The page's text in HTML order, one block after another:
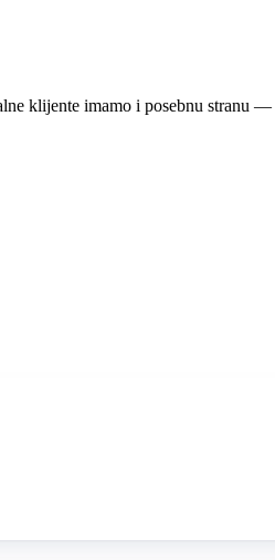
klijente imamo i posebnu stranu —